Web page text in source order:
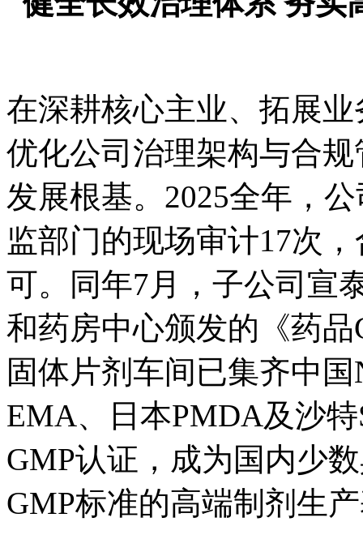
在深耕核心主业、拓展
优化公司治理架构与合
发展根基。2025全年，
监部门的现场审计17次
可。同年7月，子公司宣
和药房中心颁发的《药
固体片剂车间已集齐中
EMA、日本PMDA及沙
GMP认证，成为国内少
GMP标准的高端制剂生